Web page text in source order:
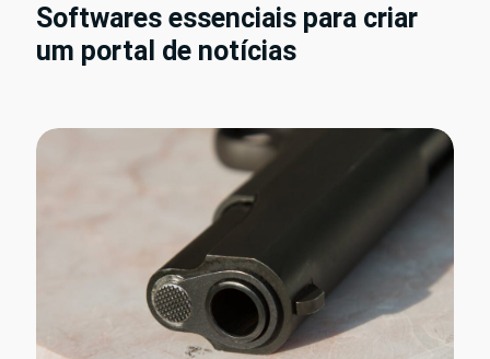
Softwares essenciais para criar
um portal de notícias